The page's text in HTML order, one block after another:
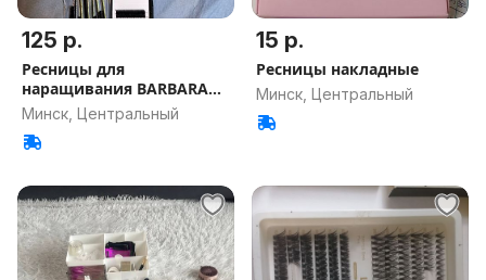
125 р.
Ресницы для
наращивания BARBARA
C+ 5 ПАЛЕТОК
Минск, Центральный
15 р.
Ресницы накладные
Минск, Центральный